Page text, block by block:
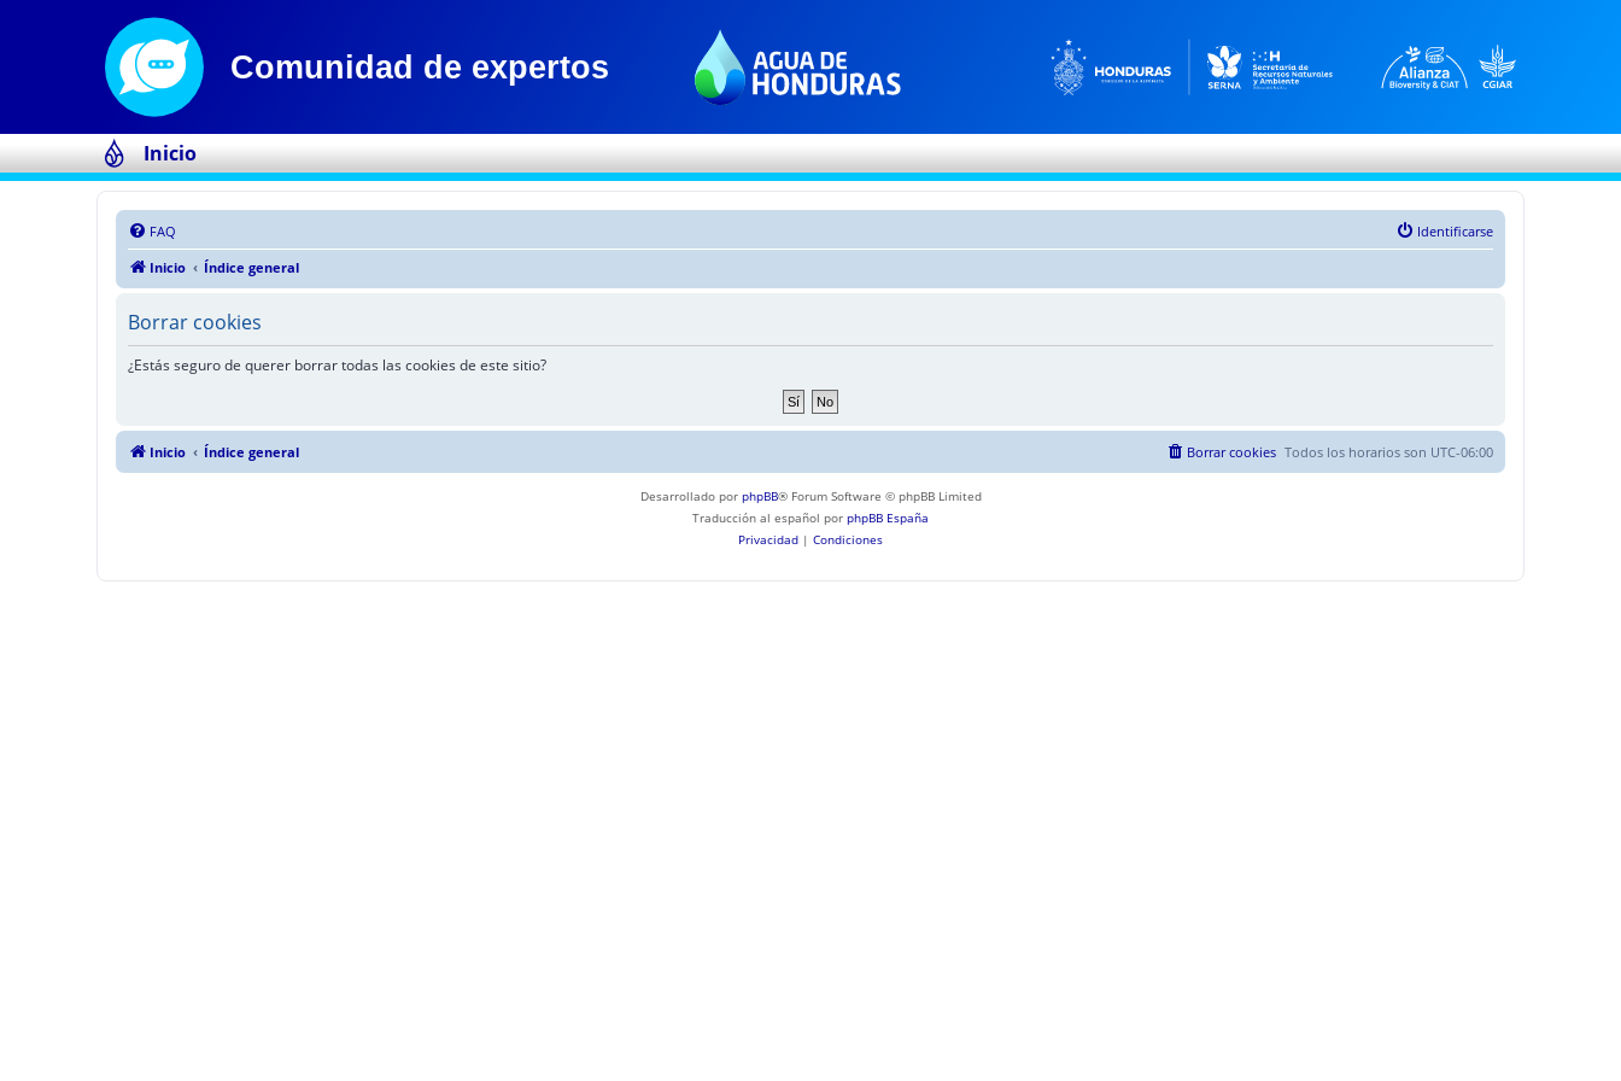
Inicio
FAQ
Identificarse
Inicio
Índice general
Borrar cookies
¿Estás seguro de querer borrar todas las cookies de este sitio?
Inicio Índice general Todos los horarios son UTC-06:00
Borrar cookies
Desarrollado por phpBB® Forum Software © phpBB Limited
Traducción al español por phpBB España
Privacidad | Condiciones